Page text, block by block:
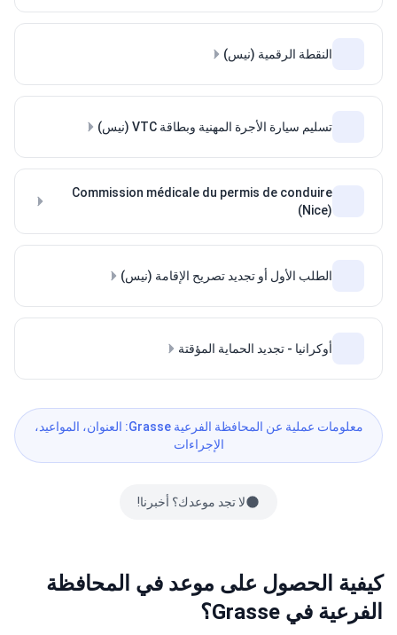
النقطة الرقمية (نيس)
تسليم سيارة الأجرة المهنية وبطاقة VTC (نيس)
Commission médicale du permis de conduire
(Nice)
الطلب الأول أو تجديد تصريح الإقامة (نيس)
أوكرانيا - تجديد الحماية المؤقتة
معلومات عملية عن المحافظة الفرعية Grasse: العنوان، المواعيد،
الإجراءات
لا تجد موعدك؟ أخبرنا!
كيفية الحصول على موعد في المحافظة
الفرعية في Grasse؟